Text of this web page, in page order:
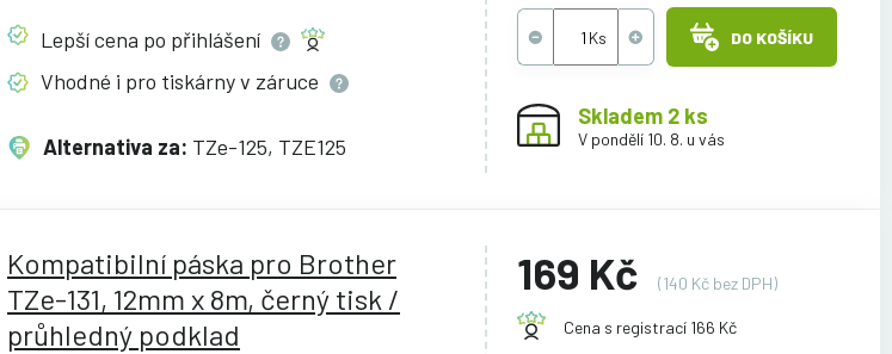
Lepší cena po přihlášení
Vhodné i pro tiskárny v záruce
Alternativa za: TZe-125, TZE125
DO KOŠÍKU
Skladem 2 ks
V pondělí 10. 8. u vás
Kompatibilní páska pro Brother
TZe-131, 12mm x 8m, černý tisk /
průhledný podklad
169 Kč (140 Kč bez DPH)
Cena s registrací 166 Kč